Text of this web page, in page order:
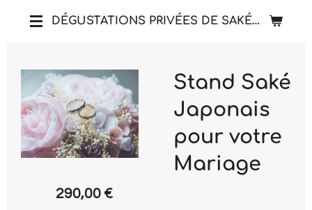
Passer
principal
DÉGUSTATIONS PRIVÉES DE SAKÉ FIN JAPONAIS
Stand Saké
Japonais
pour votre
Mariage
290,00 €